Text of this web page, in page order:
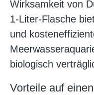
Wirksamkeit von
1‑Liter-Flasche
und
biologisch
Vorteile auf